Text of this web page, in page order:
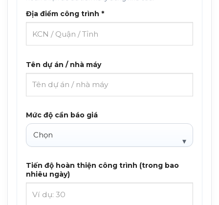
Địa điểm công trình *
Tên dự án / nhà máy
Mức độ cần báo giá
Tiến độ hoàn thiện công trình (trong bao
nhiêu ngày)